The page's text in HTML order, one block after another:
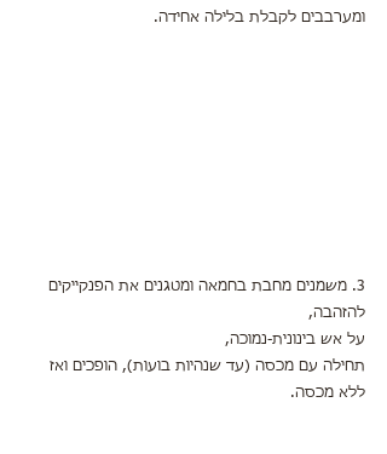
ומערבבים לקבלת בלילה אחידה.
3. משמנים מחבת בחמאה ומטגנים את הפנקייקים
להזהבה,
על אש בינונית-נמוכה,
תחילה עם מכסה (עד שנהיות בועות), הופכים ואז
ללא מכסה.